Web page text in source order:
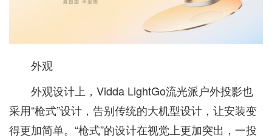
外观
外观设计上，Vidda LightGo流光派户外投影也
采用“枪式”设计，告别传统的大机型设计，让安装变
得更加简单。“枪式”的设计在视觉上更加突出，一投